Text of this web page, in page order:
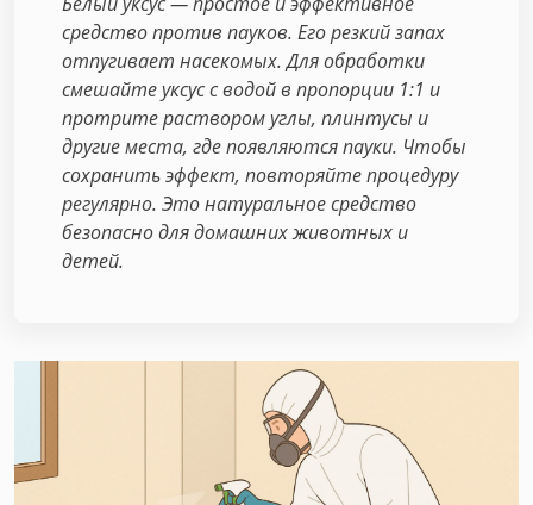
средство против пауков. Его резкий запах
отпугивает насекомых. Для обработки
смешайте уксус с водой в пропорции 1:1 и
протрите раствором углы, плинтусы и
другие места, где появляются пауки. Чтобы
сохранить эффект, повторяйте процедуру
регулярно. Это натуральное средство
безопасно для домашних животных и
детей.